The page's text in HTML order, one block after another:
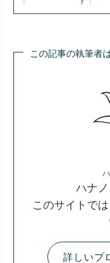
この記事の執筆者
ハナノ
このサイトで
詳しいプ